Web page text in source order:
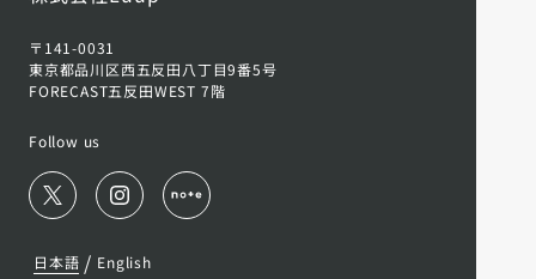
〒141-0031
東京都品川区西五反田八丁目9番5号
FORECAST五反田WEST 7階
Follow us
日本語 / English